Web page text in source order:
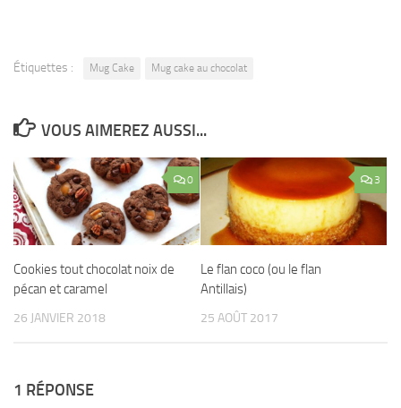
Étiquettes : Mug Cake Mug cake au chocolat
VOUS AIMEREZ AUSSI...
0
Cookies tout chocolat noix de
pécan et caramel
26 JANVIER 2018
3
Le flan coco (ou le flan
Antillais)
25 AOÛT 2017
1 RÉPONSE